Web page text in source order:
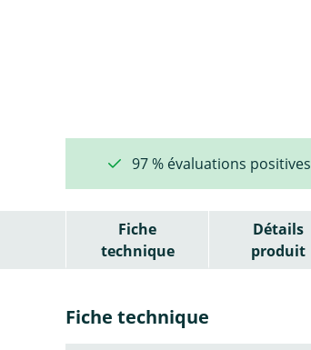
97 % évaluations positives
Fiche
technique
Détails
produit
Fiche technique